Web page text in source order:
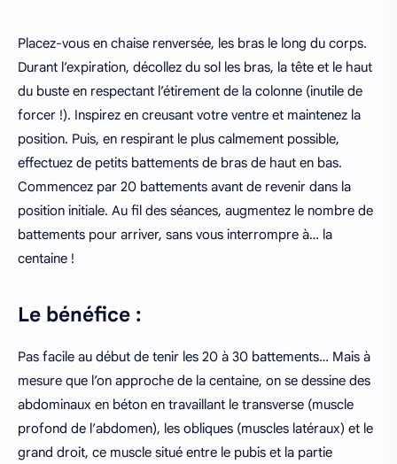
Placez-vous en chaise renversée, les bras le long du corps.
Durant l’expiration, décollez du sol les bras, la tête et le haut
du buste en respectant l’étirement de la colonne (inutile de
forcer !). Inspirez en creusant votre ventre et maintenez la
position. Puis, en respirant le plus calmement possible,
effectuez de petits battements de bras de haut en bas.
Commencez par 20 battements avant de revenir dans la
position initiale. Au fil des séances, augmentez le nombre de
battements pour arriver, sans vous interrompre à… la
centaine !
Le bénéfice :
Pas facile au début de tenir les 20 à 30 battements… Mais à
mesure que l’on approche de la centaine, on se dessine des
abdominaux en béton en travaillant le transverse (muscle
profond de l’abdomen), les obliques (muscles latéraux) et le
grand droit, ce muscle situé entre le pubis et la partie